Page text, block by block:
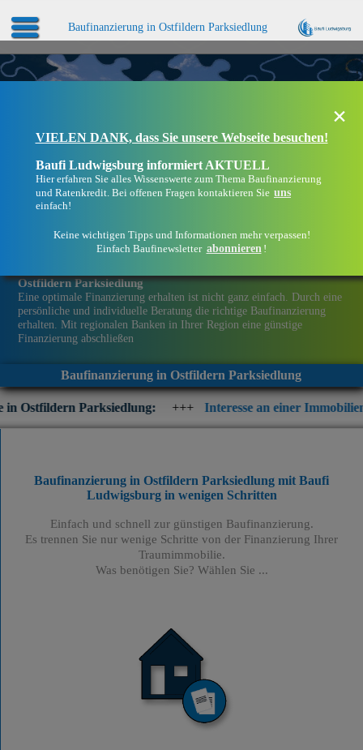
Baufinanzierung in Ostfildern Parksiedlung
Ostfildern Parksiedlung
Eine optimale Finanzierung erhalten ist nicht ganz einfach. Durch eine
persönliche und individuelle Beratung die richtige Baufinanzierung
erhalten. Mit regionalen Banken in Ihrer Region eine günstige
Finanzierung abschließen
Baufinanzierung in Ostfildern Parksiedlung
+++ Interesse an einer
×
VIELEN DANK, dass Sie unsere Webseite besuchen!
Baufi Ludwigsburg informiert AKTUELL
Hier erfahren Sie alles Wissenswerte zum Thema Baufinanzierung
und Ratenkredit. Bei offenen Fragen kontaktieren Sie uns
einfach!
Keine wichtigen Tipps und Informationen mehr verpassen!
Einfach Baufinewsletter abonnieren !
Baufinanzierung in Ostfildern Parksiedlung mit Baufi
Ludwigsburgin wenigen Schritten
Einfach und schnell zur günstigen Baufinanzierung.
Es trennen Sie nur wenige Schritte von der Finanzierung Ihrer
Traumimmobilie.
Was benötigen Sie? Wählen Sie ...